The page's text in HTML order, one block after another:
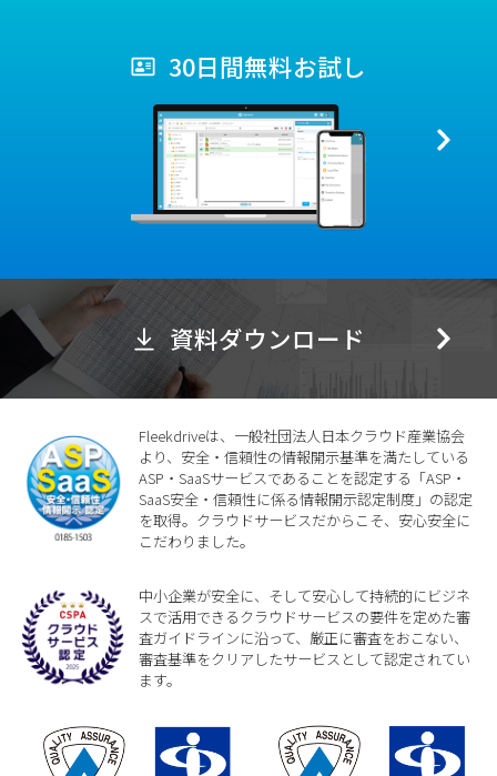
30日間無料お試し
資料ダウンロード
Fleekdriveは、一般社団法人日本クラウド産業協会
より、安全・信頼性の情報開示基準を満たしている
ASP・SaaSサービスであることを認定する「ASP・
SaaS安全・信頼性に係る情報開示認定制度」の認定
を取得。クラウドサービスだからこそ、安心安全に
こだわりました。
中小企業が安全に、そして安心して持続的にビジネ
スで活用できるクラウドサービスの要件を定めた審
査ガイドラインに沿って、厳正に審査をおこない、
審査基準をクリアしたサービスとして認定されてい
ます。